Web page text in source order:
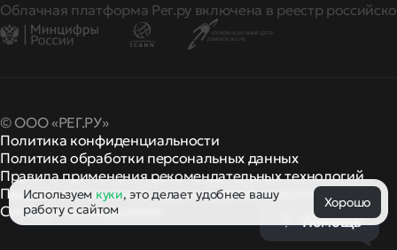
Облачная платформа Рег.ру включена в реестр
© ООО «РЕГ.РУ»
Политика конфиденциальности
Политика обработки персональных данных
Правила применения рекомендательных технологий
Правила пользования и другиеправила и политики
Сообщить о нарушении
Используем куки, это делает удобнее вашу
работу с сайтом
Хорошо
Помощь